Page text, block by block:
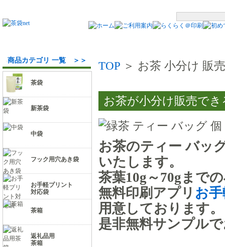
商品カテゴリ 一覧 ＞＞
茶袋
新茶袋
中袋
フック用穴あき袋
お手軽プリント
対応袋
茶箱
返礼品用
茶箱
TOP ＞ お茶 小分け 販売
お茶が小分け販売でき
お茶のティー バッ
いたします。
茶葉10g～70gまで
無料印刷アプリ お
用意しております。
是非無料サンプル